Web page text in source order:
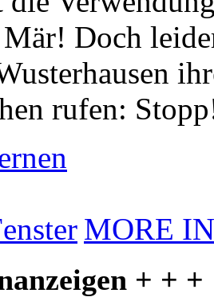
Doch
rufen:
MORE
+ + +